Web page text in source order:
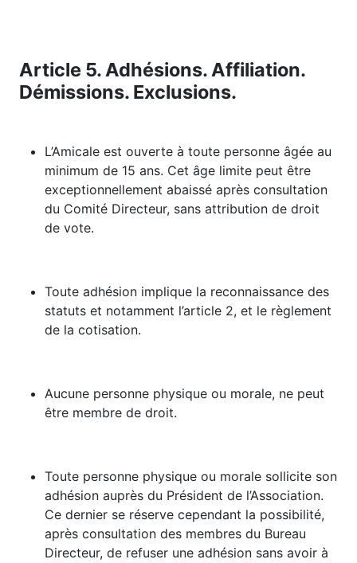
Article 5. Adhésions. Affiliation.
Démissions. Exclusions.
L’Amicale est ouverte à toute personne âgée au
minimum de 15 ans. Cet âge limite peut être
exceptionnellement abaissé après consultation
du Comité Directeur, sans attribution de droit
de vote.
Toute adhésion implique la reconnaissance des
statuts et notamment l’article 2, et le règlement
de la cotisation.
Aucune personne physique ou morale, ne peut
être membre de droit.
Toute personne physique ou morale sollicite son
adhésion auprès du Président de l’Association.
Ce dernier se réserve cependant la possibilité,
après consultation des membres du Bureau
Directeur, de refuser une adhésion sans avoir à